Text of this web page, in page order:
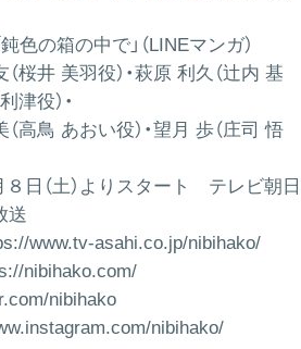
の箱の中で」（LINEマンガ）
井 美羽役）・萩原 利久（辻内 基
津役）・
おい役）・望月 歩（庄司 悟
８日（土）よりスタート テレビ朝日
送
www.tv-asahi.co.jp/nibihako/
nibihako.com/
nibihako
nibihako/